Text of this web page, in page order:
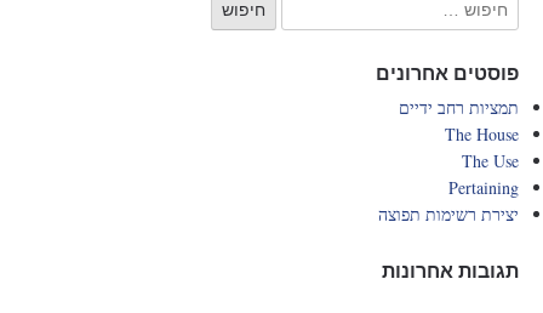
פוסטים אחרונים
תמציות רחב ידיים
The House
The Use
Pertaining
יצירת רשימות תפוצה
תגובות אחרונות